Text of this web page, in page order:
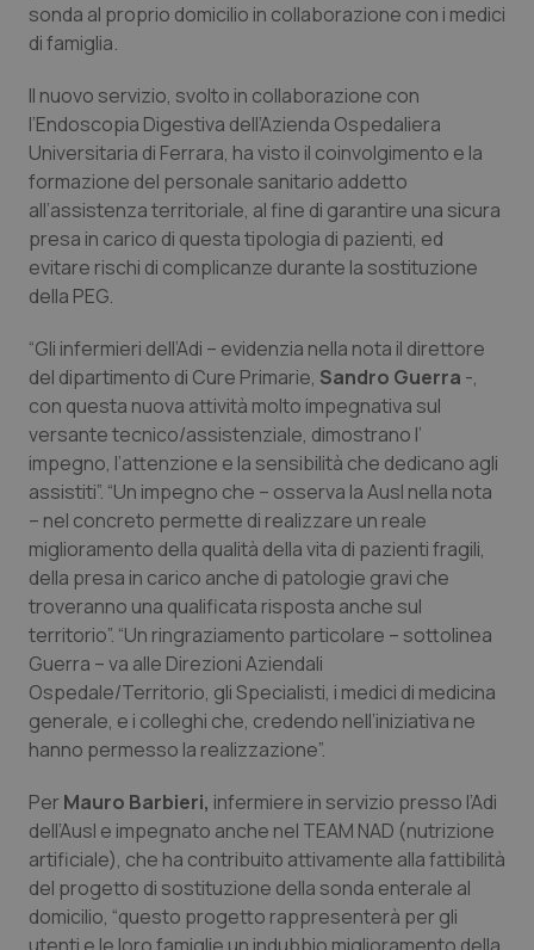
Provincia Autonoma di Trento
Puglia
Sardegna
Sicilia
Toscana
Umbria
Valle D’Aosta
Veneto
Ipertensione & Scompenso
Malattie rare
Malattia di Crohn & Rettocolite Ulcerosa
Neuroscienze & patologie neurodegenerative
Obesità
Oftalmologia
Oncodermatologia
Oncoematologia
Oncologia & Nutrizione
Psoriasi & pelle
Quotidiano Cardiologia
Quotidiano Chirurgia
Quotidiano Oncologia
Quotidiano Pediatria
Rene & patologie urogenitali
sonda al proprio domicilio in collaborazione con i medici
di famiglia.
Il nuovo servizio, svolto in collaborazione con
l’Endoscopia Digestiva dell’Azienda Ospedaliera
Universitaria di Ferrara, ha visto il coinvolgimento e la
formazione del personale sanitario addetto
all’assistenza territoriale, al fine di garantire una sicura
presa in carico di questa tipologia di pazienti, ed
evitare rischi di complicanze durante la sostituzione
della PEG.
“Gli infermieri dell’Adi – evidenzia nella nota il direttore
del dipartimento di Cure Primarie, Sandro Guerra -,
con questa nuova attività molto impegnativa sul
versante tecnico/assistenziale, dimostrano l’
impegno, l’attenzione e la sensibilità che dedicano agli
assistiti”. “Un impegno che – osserva la Ausl nella nota
– nel concreto permette di realizzare un reale
miglioramento della qualità della vita di pazienti fragili,
della presa in carico anche di patologie gravi che
troveranno una qualificata risposta anche sul
territorio”. “Un ringraziamento particolare – sottolinea
Guerra – va alle Direzioni Aziendali
Ospedale/Territorio, gli Specialisti, i medici di medicina
generale, e i colleghi che, credendo nell’iniziativa ne
hanno permesso la realizzazione”.
Per Mauro Barbieri, infermiere in servizio presso l’Adi
dell’Ausl e impegnato anche nel TEAM NAD (nutrizione
artificiale), che ha contribuito attivamente alla fattibilità
del progetto di sostituzione della sonda enterale al
domicilio, “questo progetto rappresenterà per gli